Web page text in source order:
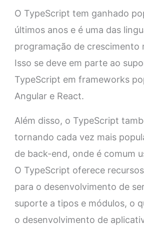
O TypeScript tem ganhado
últimos anos e é uma das
programação de crescimento
Isso se deve em parte ao
TypeScript em frameworks
Angular e React.
Além disso, o TypeScript
tornando cada vez mais
de back-end, onde é comum
O TypeScript oferece
para o desenvolvimento de
suporte a tipos e módulos, o
o desenvolvimento de